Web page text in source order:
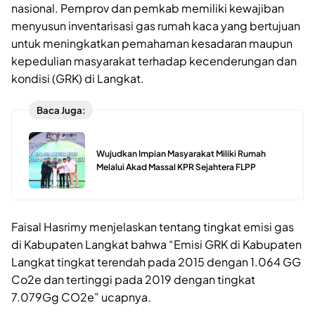
nasional. Pemprov dan pemkab memiliki kewajiban
menyusun inventarisasi gas rumah kaca yang bertujuan
untuk meningkatkan pemahaman kesadaran maupun
kepedulian masyarakat terhadap kecenderungan dan
kondisi (GRK) di Langkat.
Baca Juga:
Wujudkan Impian Masyarakat Miliki Rumah
Melalui Akad Massal KPR Sejahtera FLPP
Faisal Hasrimy menjelaskan tentang tingkat emisi gas
di Kabupaten Langkat bahwa “Emisi GRK di Kabupaten
Langkat tingkat terendah pada 2015 dengan 1.064 GG
Co2e dan tertinggi pada 2019 dengan tingkat
7.079Gg CO2e” ucapnya.